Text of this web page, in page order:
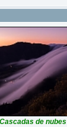
Cascadas de nubes